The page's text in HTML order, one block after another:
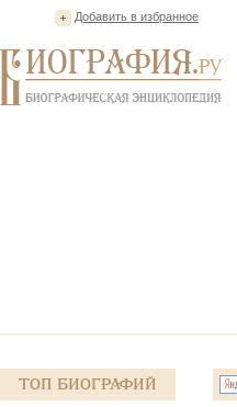
Добавить в избранное
Топ Биографий